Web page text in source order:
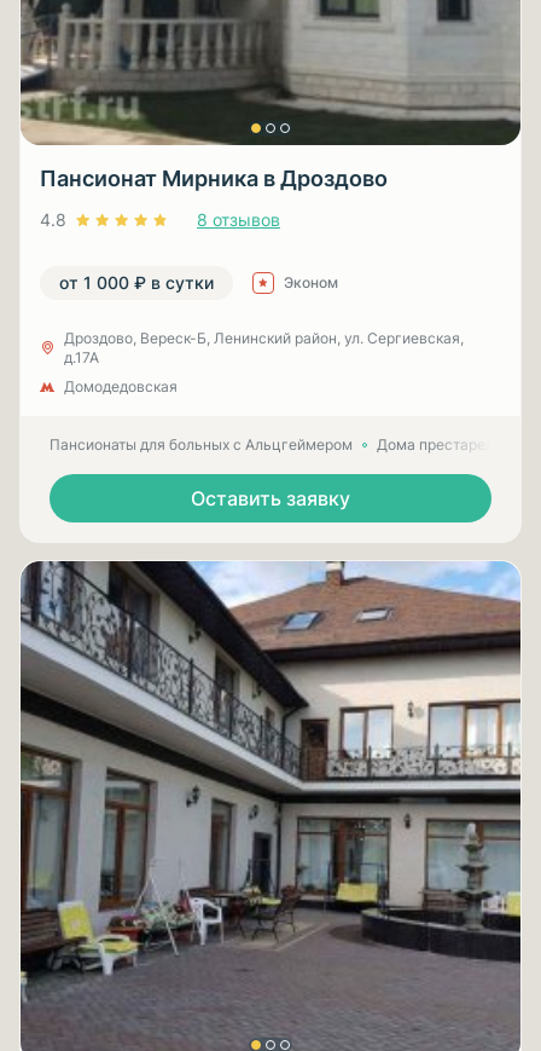
Пансионат Мирника в Дроздово
4.8 8 отзывов
от 1 000 ₽ в сутки Эконом
Дроздово, Вереск-Б, Ленинский район, ул. Сергиевская,
д.17А
Домодедовская
Пансионаты для больных с Альцгеймером Дома престарелых
Оставить заявку